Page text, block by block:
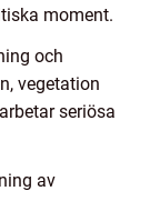
moment.
och
vegetation
seriösa
av